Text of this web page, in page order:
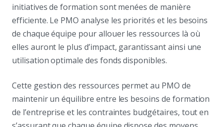
initiatives de formation sont menées de manière
efficiente. Le PMO analyse les priorités et les besoins
de chaque équipe pour allouer les ressources là où
elles auront le plus d’impact, garantissant ainsi une
utilisation optimale des fonds disponibles.
Cette gestion des ressources permet au PMO de
maintenir un équilibre entre les besoins de formation
de l’entreprise et les contraintes budgétaires, tout en